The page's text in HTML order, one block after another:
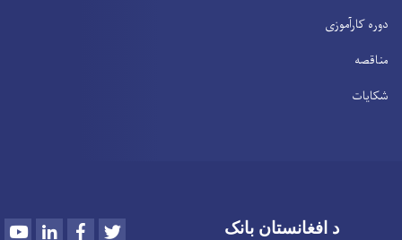
دوره کارآموزی
مناقصه
شکایات
د افغانستان بانک YoutubeLinkedInFacebook